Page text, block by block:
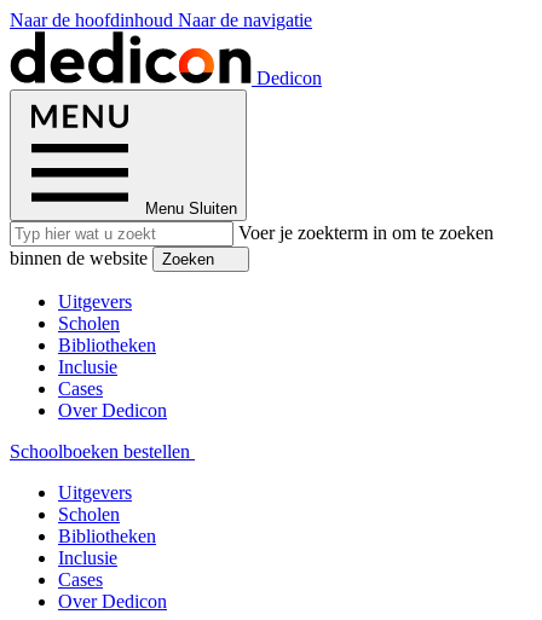
Naar de hoofdinhoud Naar de navigatie
Dedicon
Menu Sluiten
Voer je zoekterm in om te zoeken
binnen de website
Zoeken
Uitgevers
Scholen
Bibliotheken
Inclusie
Cases
Over Dedicon
Schoolboeken bestellen
Uitgevers
Scholen
Bibliotheken
Inclusie
Cases
Over Dedicon